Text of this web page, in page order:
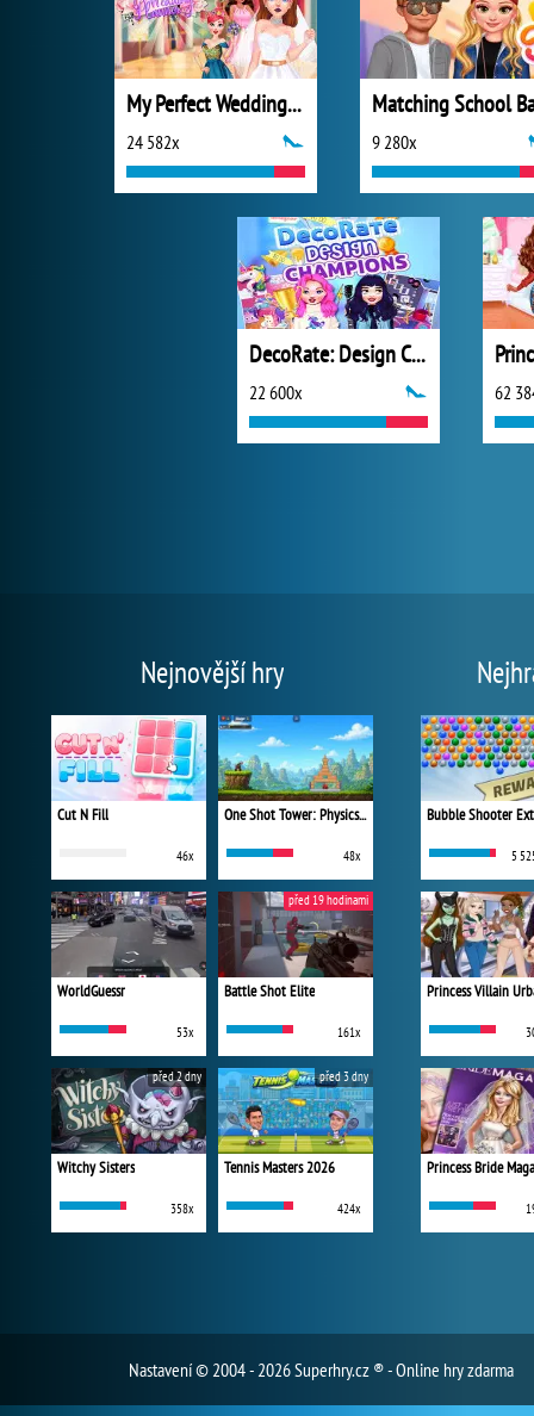
My Perfect Wedding Planner
24 582x 9 280x
DecoRate: Design Champions
22 600x 62
Nejnovější hry
Cut N Fill
46x
One Shot Tower: Physics Destroyer
48x
WorldGuessr
53x
Battle Shot Elite
161x
před 19 hodinami
Witchy Sisters
358x
před 2 dny
Tennis Masters 2026
424x
před 3 dny
Bubble Shooter
5
Princess Bride
Nastavení© 2004 - 2026 Superhry.cz ® - Online hry zdarma